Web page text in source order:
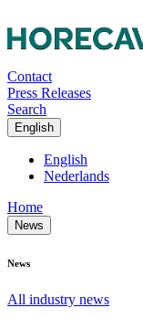
Contact
Press Releases
Search
English
English
Nederlands
Home
News
News
All industry news